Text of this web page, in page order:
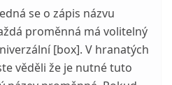
se o zápis názvu
proměnná má volitelný
[box]. V hranatých
věděli že je nutné tuto